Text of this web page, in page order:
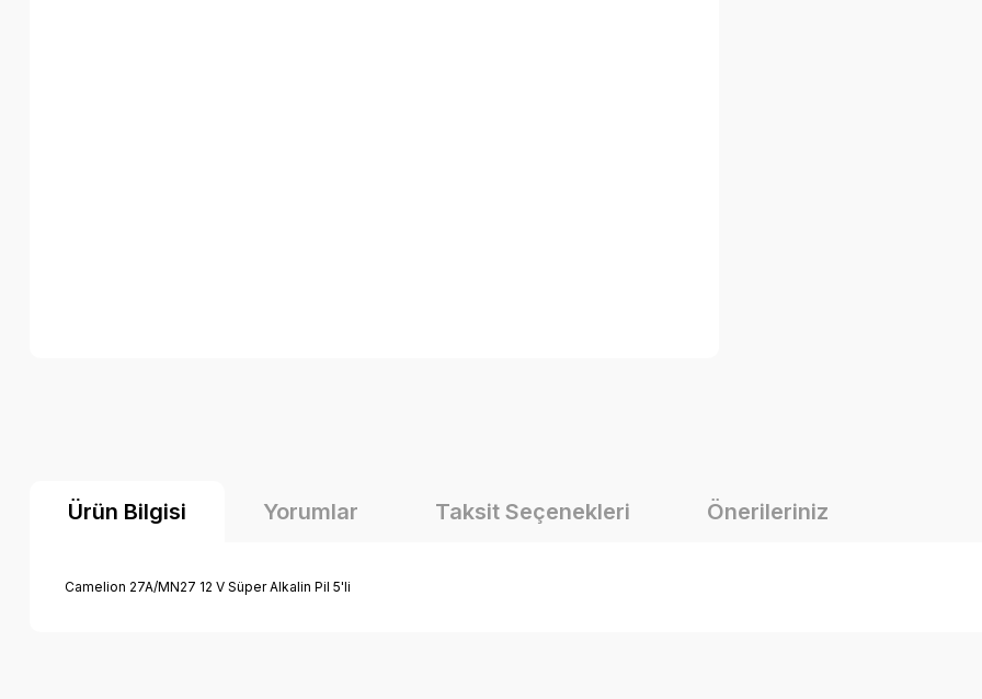
Ürün Bilgisi Yorumlar Taksit Seçenekleri Önerileriniz
Camelion 27A/MN27 12 V Süper Alkalin Pil 5'li